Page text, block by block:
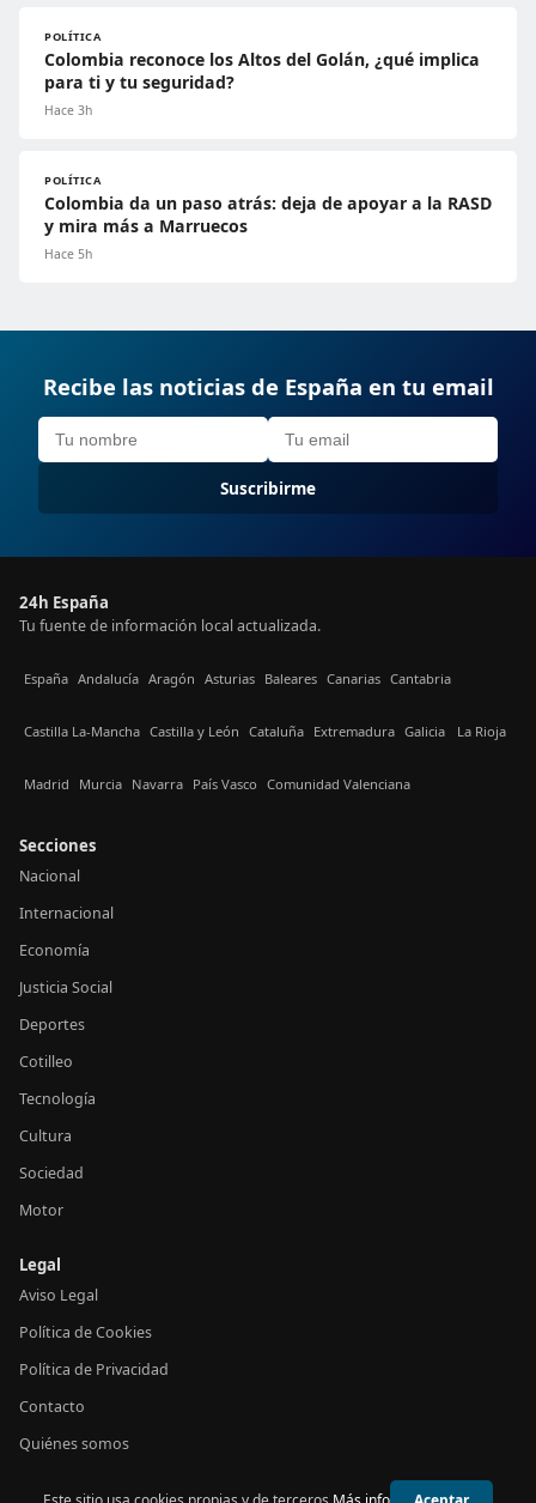
POLÍTICA
Colombia reconoce los Altos del Golán, ¿qué implica
para ti y tu seguridad?
Hace 3h
POLÍTICA
Colombia da un paso atrás: deja de apoyar a la RASD
y mira más a Marruecos
Hace 5h
Recibe las noticias de España en tu email
Suscribirme
24h España
Tu fuente de información local actualizada.
España Andalucía Aragón Asturias Baleares Canarias Cantabria
Castilla La-Mancha Castilla y León Cataluña Extremadura Galicia La Rioja
Madrid Murcia Navarra País Vasco Comunidad Valenciana
Secciones
Nacional
Internacional
Economía
Justicia Social
Deportes
Cotilleo
Tecnología
Cultura
Sociedad
Motor
Legal
Aviso Legal
Política de Cookies
Política de Privacidad
Contacto
Quiénes somos